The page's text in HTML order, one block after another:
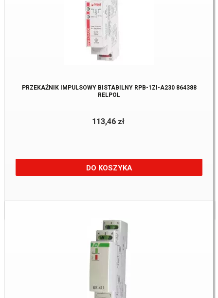
PRZEKAŹNIK IMPULSOWY BISTABILNY RPB-1ZI-A230 864388
RELPOL
113,46 zł
DO KOSZYKA
Dostępne:9 szt